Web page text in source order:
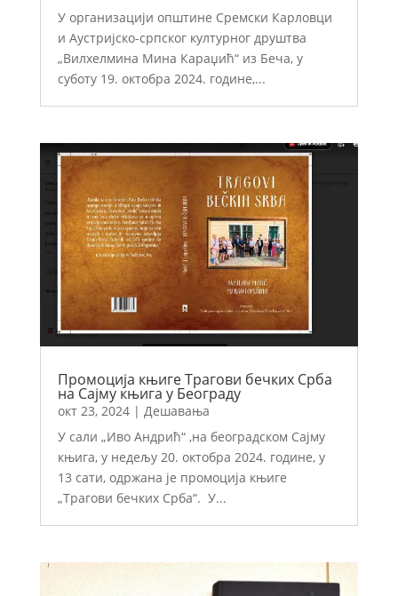
У организацији општине Сремски Карловци
и Аустријско-српског културног друштва
„Вилхелмина Мина Караџић“ из Беча, у
суботу 19. октобра 2024. године,...
Промоција књиге Трагови бечких Срба
на Сајму књига у Београду
окт 23, 2024| Дешавања
У сали „Иво Андрић“ ,на београдском Сајму
књига, у недељу 20. октобра 2024. године, у
13 сати, одржана је промоција књиге
„Трагови бечких Срба“. У...